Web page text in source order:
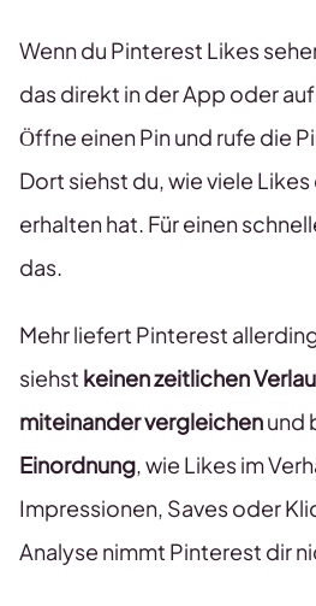
Wenn du Pinterest Likes
das direkt in der App oder
Öffne einen Pin und rufe die
Dort siehst du, wie viele
erhalten hat. Für einen
das.
Mehr liefert Pinterest
siehst keinen zeitlichen
miteinander vergleichenund
Einordnung, wie Likes im
Impressionen, Saves oder
Analyse nimmt Pinterest dir